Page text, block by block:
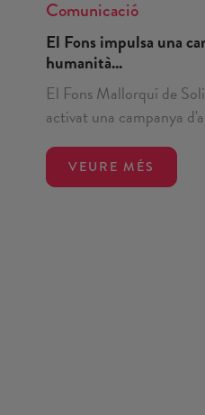
Comunicació
El Fons impulsa una
humanità...
El Fons Mallorquí de
activat una campanya
VEURE MÉS